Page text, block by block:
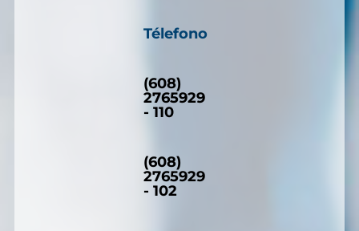
Télefono
(608)
2765929
- 110
(608)
2765929
- 102